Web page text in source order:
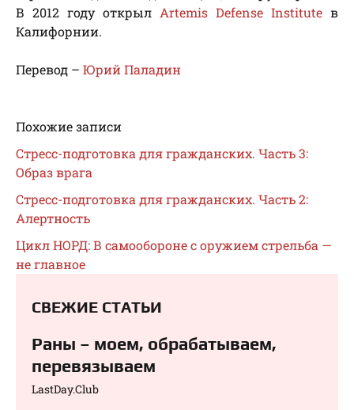
В 2012 году открыл Artemis Defense Institute в
Калифорнии.
Перевод – Юрий Паладин
Похожие записи
Стресс-подготовка для гражданских. Часть 3:
Образ врага
Стресс-подготовка для гражданских. Часть 2:
Алертность
Цикл НОРД: В самообороне с оружием стрельба —
не главное
СВЕЖИЕ СТАТЬИ
Раны – моем, обрабатываем,
перевязываем⁠⁠
LastDay.Club